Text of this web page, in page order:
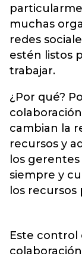
muchas
redes
estén listos
trabajar.
¿Por qué?
cambian la
recursos y
los
siempre y
los
Este control